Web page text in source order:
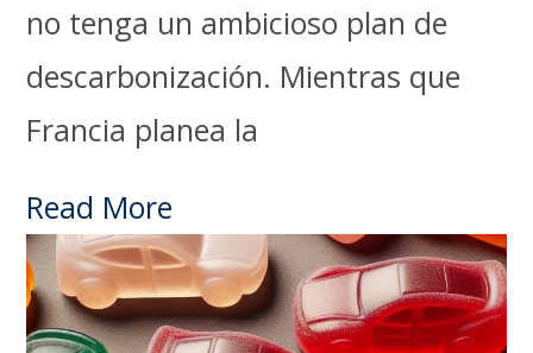
no tenga un ambicioso plan de
descarbonización. Mientras que
Francia planea la
Read More